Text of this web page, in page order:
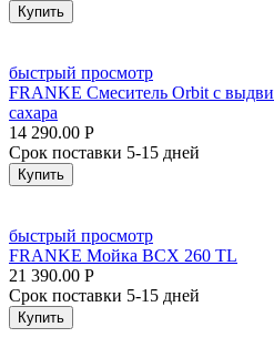
Купить
быстрый просмотр
FRANKE Смеситель Orbit с
сахара
14 290.00 Р
Срок поставки 5-15 дней
Купить
быстрый просмотр
FRANKE Мойка BCX 260 TL
21 390.00 Р
Срок поставки 5-15 дней
Купить